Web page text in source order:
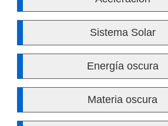
Sistema Solar
Energía oscura
Materia oscura